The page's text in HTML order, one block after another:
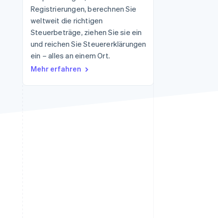
Stripe-Sessions 2026
Erfahren Sie, wie Stripe
Wirtschaftsinfrastruktur
für KI aufbaut.
Jetzt ansehen
Registrierungen, berechnen Sie
weltweit die richtigen
Steuerbeträge, ziehen Sie sie ein
und reichen Sie Steuererklärungen
ein – alles an einem Ort.
Mehr erfahren